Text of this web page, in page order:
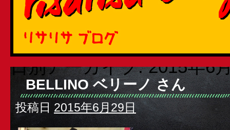
日別アーカイブ:2015年6
BELLINO ベリーノ さん
投稿日 2015年6月29日